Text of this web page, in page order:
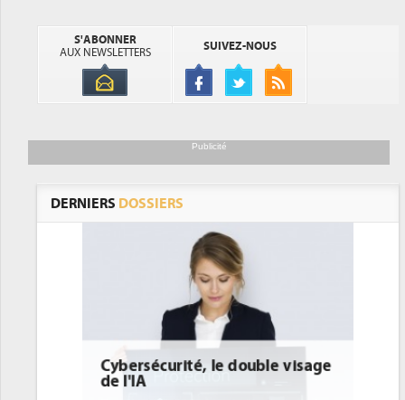
S'ABONNER
AUX NEWSLETTERS
SUIVEZ-NOUS
Publicité
DERNIERS DOSSIERS
DEE: l'efficacité énergétique
bientôt une obligation pour les